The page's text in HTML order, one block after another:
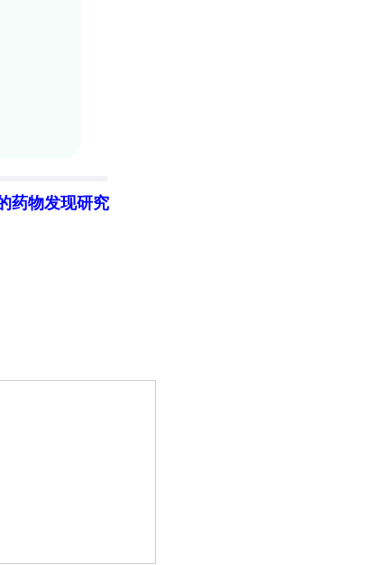
件真菌色素专利
产虾青素的红法
色素生产与提取
规模化的合成染
。在已授权专利
究趋势一致；而
斯各2项，捷克、
研究基础设施及
属
其高关注度一方
来健康益处，另
已授权的红曲属
配方，同时也包
物、游离氨基及
药物发现研究